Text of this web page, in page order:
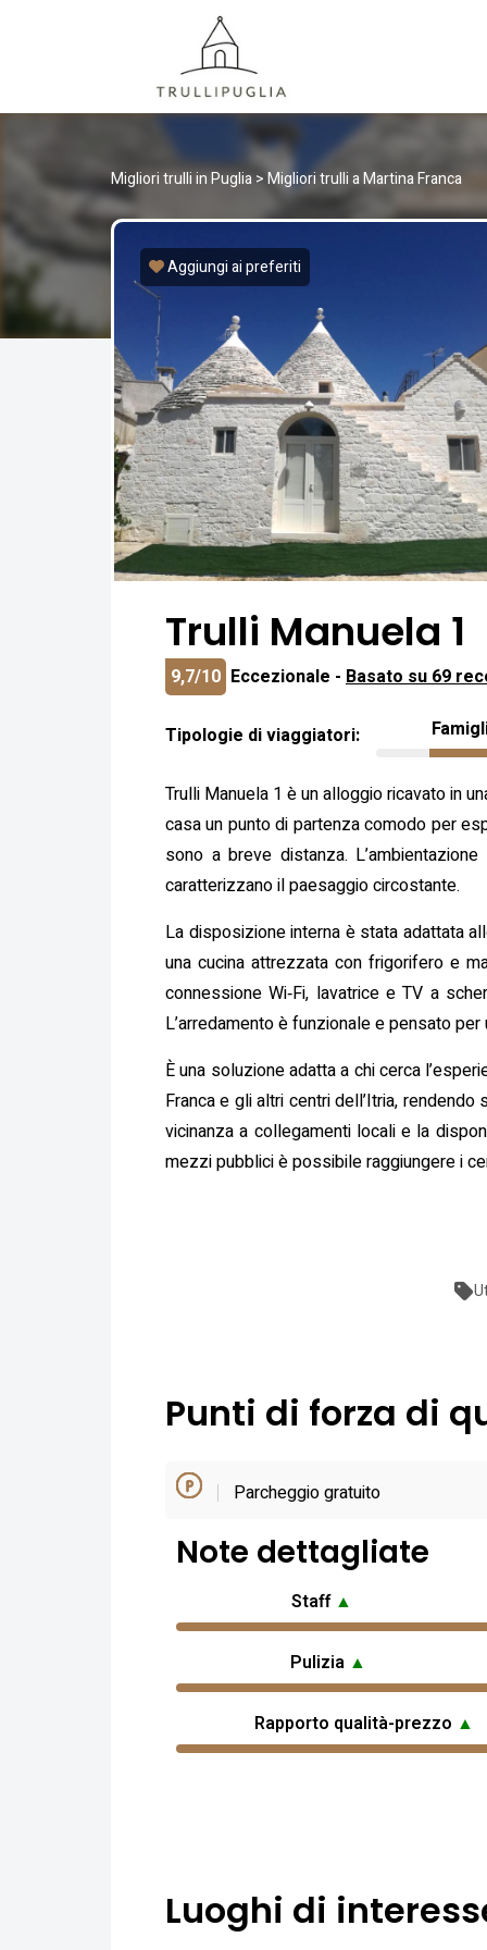
Migliori trulli in Puglia>Migliori trulli a Martina Franca
Aggiungi ai preferiti
Trulli Manuela 1
9,7/10 Eccezionale - Basato su 69
Tipologie di viaggiatori:
Trulli Manuela 1 è un alloggio ricavato in
casa un punto di partenza comodo per
sono a breve distanza.
caratterizzano il paesaggio circostante.
La disposizione interna è stata adattata
una cucina attrezzata con frigorifero e
connessione Wi‑Fi, lavatrice e TV a
L’arredamento è funzionale e pensato
È una soluzione adatta a chi cerca
Franca e gli altri centri dell’Itria,
vicinanza a collegamenti locali e la
mezzi pubblici è possibile raggiungere i
Punti di forza di
Parcheggio gratuito
Note dettagliate
Staff ▲
Pulizia ▲
Rapporto qualità-prezzo ▲
Luoghi di